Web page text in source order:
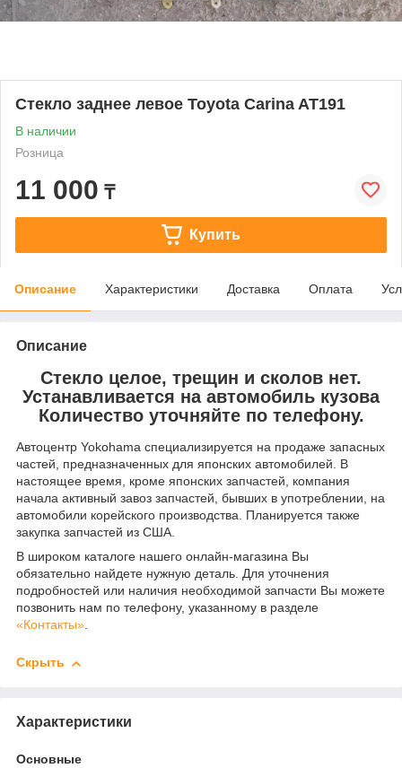
Стекло заднее левое Toyota Carina AT191
В наличии
Розница
11 000 ₸
Купить
Описание Характеристики Доставка Оплата
Описание
Стекло целое, трещин и сколов нет.
Устанавливается на автомобиль кузова
Количество уточняйте по телефону.
Автоцентр Yokohama специализируется на продаже запасных
частей, предназначенных для японских автомобилей. В
настоящее время, кроме японских запчастей, компания
начала активный завоз запчастей, бывших в употреблении, на
автомобили корейского производства. Планируется также
закупка запчастей из США.
В широком каталоге нашего онлайн-магазина Вы
обязательно найдете нужную деталь. Для уточнения
подробностей или наличия необходимой запчасти Вы можете
позвонить нам по телефону, указанному в разделе
«Контакты».
Скрыть
Характеристики
Основные